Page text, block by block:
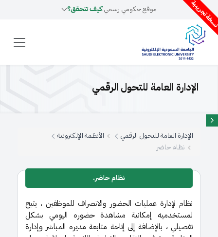
تجريبية موقع حكومي رسمي:كيف تتحقق؟
الإدارة العامة للتحول الرقمي
الإدارة العامة للتحول الرقمي
الأنظمة الإلكترونية
نظام حاضر
نظام حاضر.
نظام لإدارة عمليات الحضور والانصراف للموظفين ، يتيح
لمستخدميه إمكانية مشاهدة حضوره اليومي بشكل
تفصيلي ، بالإضافة إلى إتاحة متابعة مديره المباشر وإدارة